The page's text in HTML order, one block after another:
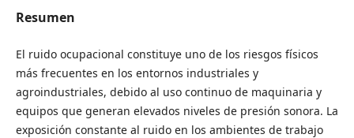
Resumen
El ruido ocupacional constituye uno de los riesgos físicos
más frecuentes en los entornos industriales y
agroindustriales, debido al uso continuo de maquinaria y
equipos que generan elevados niveles de presión sonora. La
exposición constante al ruido en los ambientes de trabajo